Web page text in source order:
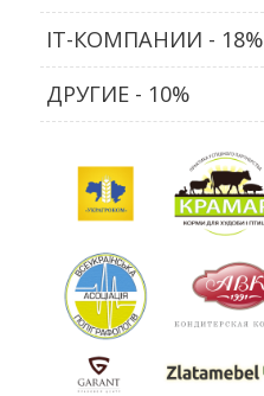
IT-КОМПАНИИ - 18%
ДРУГИЕ - 10%